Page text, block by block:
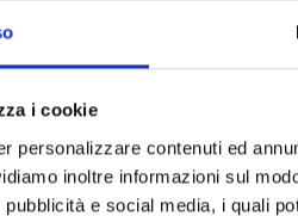
i cookie
personalizzare contenuti ed
inoltre informazioni sul
e social media, i quali
e Idromassaggio